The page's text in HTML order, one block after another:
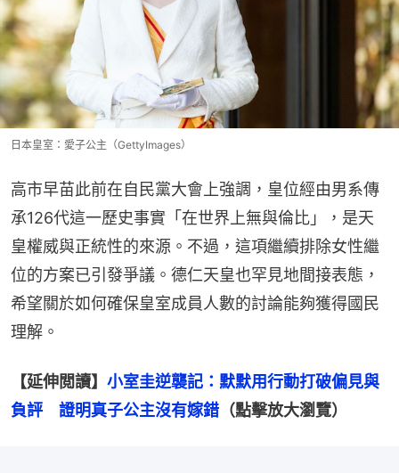
日本皇室：愛子公主（GettyImages）
高市早苗此前在自民黨大會上強調，皇位經由男系傳
承126代這一歷史事實「在世界上無與倫比」，是天
皇權威與正統性的來源。不過，這項繼續排除女性繼
位的方案已引發爭議。德仁天皇也罕見地間接表態，
希望關於如何確保皇室成員人數的討論能夠獲得國民
理解。
【延伸閲讀】 小室圭逆襲記：默默用行動打破偏見與
負評　證明真子公主沒有嫁錯 （點擊放大瀏覽）